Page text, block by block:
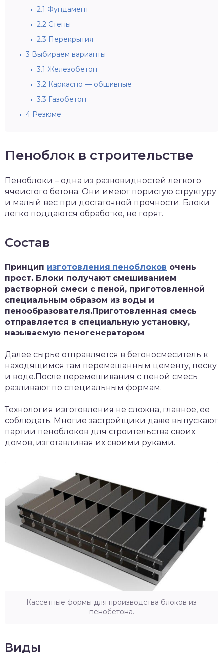
2.1 Фундамент
2.2 Стены
2.3 Перекрытия
3 Выбираем варианты
3.1 Железобетон
3.2 Каркасно — обшивные
3.3 Газобетон
4 Резюме
Пеноблок в строительстве
Пеноблоки – одна из разновидностей легкого
ячеистого бетона. Они имеют пористую структуру
и малый вес при достаточной прочности. Блоки
легко поддаются обработке, не горят.
Состав
Принцип изготовления пеноблоков очень
прост. Блоки получают смешиванием
растворной смеси с пеной, приготовленной
специальным образом из воды и
пенообразователя.Приготовленная смесь
отправляется в специальную установку,
называемую пеногенератором.
Далее сырье отправляется в бетоносмеситель к
находящимся там перемешанным цементу, песку
и воде.После перемешивания с пеной смесь
разливают по специальным формам.
Технология изготовления не сложна, главное, ее
соблюдать. Многие застройщики даже выпускают
партии пеноблоков для строительства своих
домов, изготавливая их своими руками.
Кассетные формы для производства блоков из
пенобетона.
Виды